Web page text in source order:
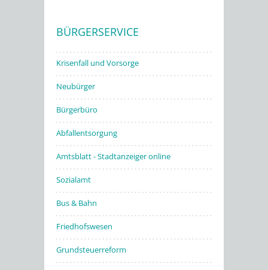
BÜRGERSERVICE
Krisenfall und Vorsorge
Neubürger
Bürgerbüro
Abfallentsorgung
Amtsblatt - Stadtanzeiger online
Sozialamt
Bus & Bahn
Friedhofswesen
Grundsteuerreform